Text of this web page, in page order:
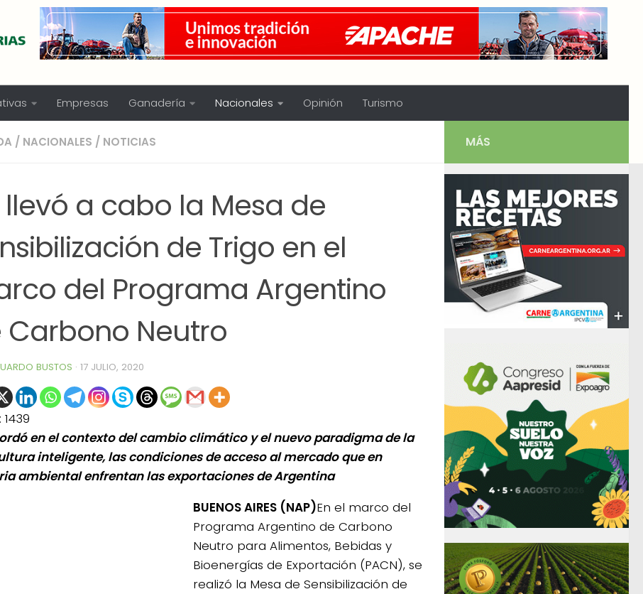
Empresas Ganadería Nacionales Opinión Turismo
/ NACIONALES / NOTICIAS
llevó a cabo la Mesa de
de Trigo en el
del Programa Argentino
Carbono Neutro
BUSTOS · 17 JULIO, 2020
1439
en el contexto del cambio climático y el nuevo paradigma de la
inteligente, las condiciones de acceso al mercado que en
ambiental enfrentan las exportaciones de Argentina
BUENOS AIRES (NAP)En el marco del
Programa Argentino de Carbono
Neutro para Alimentos, Bebidas y
Bioenergías de Exportación (PACN), se
realizó la Mesa de Sensibilización de
MÁS